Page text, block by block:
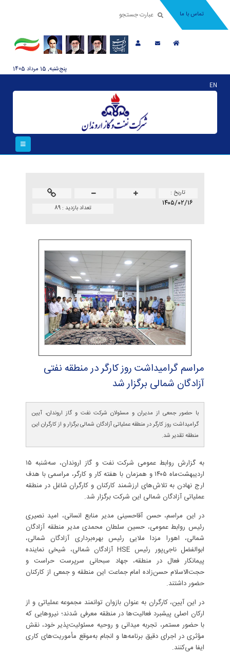
تماس با ما
پنج‌شنبه, 15 مرداد 1405
EN
تاريخ :
۱۴۰۵/۰۲/۱۶ تعداد بازدید :89
مراسم گرامیداشت روز كارگر در منطقه نفتی
آزادگان شمالی برگزار شد
با حضور جمعی از مدیران و مسئولان شرکت نفت و گاز اروندان، آیین
گرامیداشت روز کارگر در منطقه عملیاتی آزادگان شمالی برگزار و از کارگران این
منطقه تقدیر شد.
به گزارش روابط عمومی شرکت نفت و گاز اروندان، سه‌شنبه ۱۵
اردیبهشت‌ماه ۱۴۰۵ و همزمان با هفته کار و کارگر، مراسمی با هدف
ارج نهادن به تلاش‌های ارزشمند کارکنان و کارگران شاغل در منطقه
عملیاتی آزادگان شمالی این شرکت برگزار شد.
در این مراسم، حسن آقاحسینی مدیر منابع انسانی، امید نصیری
رئیس روابط عمومی، حسین سلطان محمدی مدیر منطقه آزادگان
شمالی، اهورا مزدا ملایی رئیس بهره‌برداری آزادگان شمالی،
ابوالفضل ناجی‌پور رئیس HSE آزادگان شمالی، شیخی نماینده
پیمانکار فعال در منطقه، جهاد سبحانی سرپرست حراست و
حجت‌الاسلام حسن‌زاده امام جماعت این منطقه و جمعی از کارکنان
حضور داشتند.
در این آیین، کارگران به عنوان بازوان توانمند مجموعه عملیاتی و از
ارکان اصلی پیشبرد فعالیت‌ها در منطقه معرفی شدند؛ نیروهایی که
با حضور مستمر، تجربه میدانی و روحیه مسئولیت‌پذیر خود، نقش
مؤثری در اجرای دقیق برنامه‌ها و انجام به‌موقع مأموریت‌های کاری
ایفا می‌کنند.